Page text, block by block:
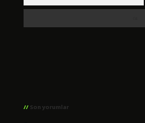
Son yorumlar